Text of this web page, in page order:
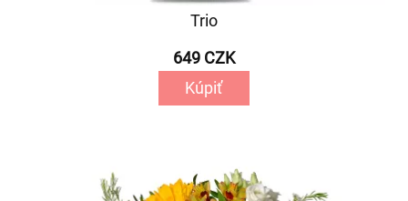
Trio
649 CZK
Kúpiť